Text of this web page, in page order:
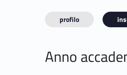
profilo
Anno